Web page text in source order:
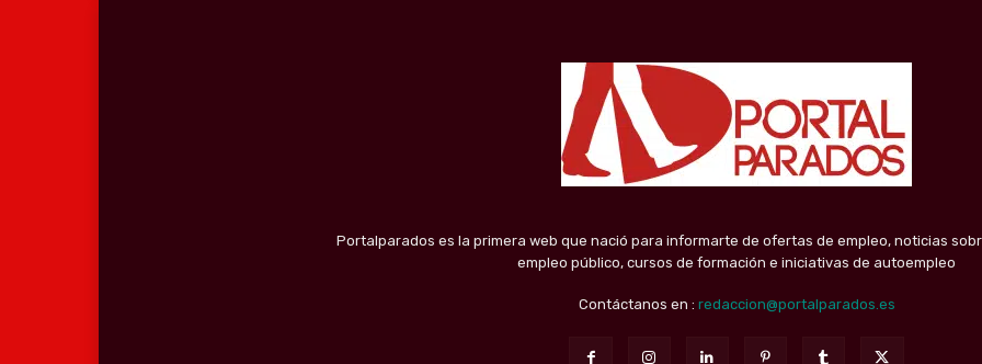
Portalparados es la primera web que nació para informarte de ofertas de empleo, noticias
empleo público, cursos de formación e iniciativas de autoempleo
Contáctanos en : redaccion@portalparados.es